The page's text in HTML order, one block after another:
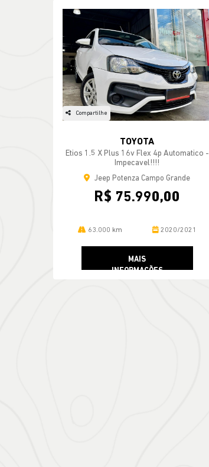
Compartilhe
TOYOTA
Etios 1.5 X Plus 16v Flex 4p Automatico -
Impecavel!!!!
Jeep Potenza Campo Grande
R$ 75.990,00
63.000 km 2020/2021
MAIS
INFORMAÇÕES